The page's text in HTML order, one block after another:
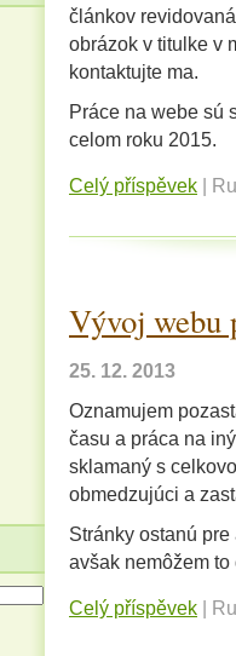
článkov
obrázok v titulke v
kontaktujte ma.
Práce na webe sú
celom roku 2015.
Celý příspěvek
Vývoj webu
25. 12. 2013
Oznamujem
času a práca na
sklamaný s
obmedzujúci a
Stránky ostanú
avšak nemôžem
Celý příspěvek